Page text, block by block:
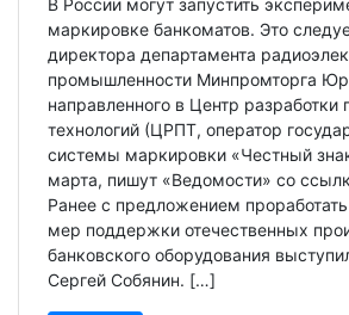
В России могут запустить
маркировке банкоматов. Это
директора департамента
промышленности Минпромторга
направленного в Центр разработки
технологий (ЦРПТ, оператор
системы маркировки «Честный
марта, пишут «Ведомости» со
Ранее с предложением
мер поддержки отечественных
банковского оборудования
Сергей Собянин. […]